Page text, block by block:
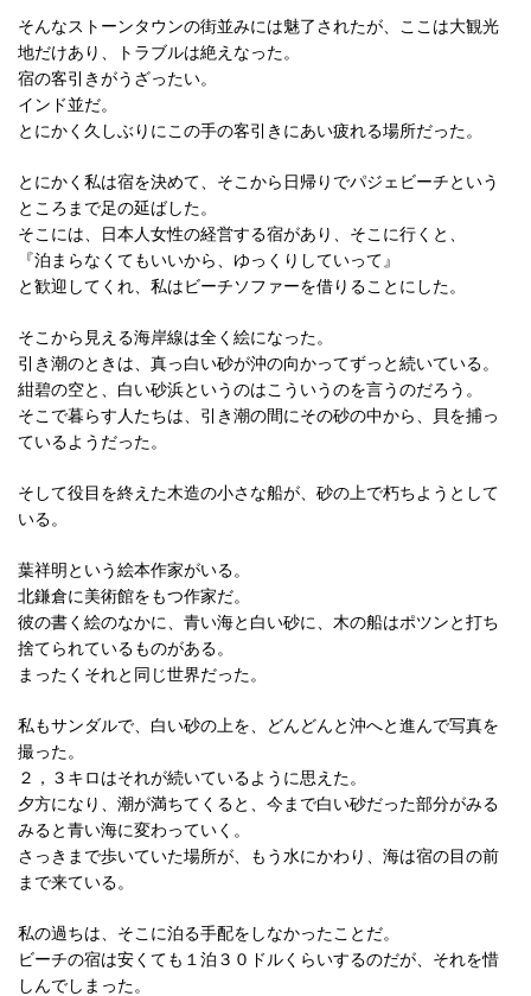
そんなストーンタウンの街並みには魅了されたが、ここは大観光
地だけあり、トラブルは絶えなった。
宿の客引きがうざったい。
インド並だ。
とにかく久しぶりにこの手の客引きにあい疲れる場所だった。
とにかく私は宿を決めて、そこから日帰りでパジェビーチという
ところまで足の延ばした。
そこには、日本人女性の経営する宿があり、そこに行くと、
『泊まらなくてもいいから、ゆっくりしていって』
と歓迎してくれ、私はビーチソファーを借りることにした。
そこから見える海岸線は全く絵になった。
引き潮のときは、真っ白い砂が沖の向かってずっと続いている。
紺碧の空と、白い砂浜というのはこういうのを言うのだろう。
そこで暮らす人たちは、引き潮の間にその砂の中から、貝を捕っ
ているようだった。
そして役目を終えた木造の小さな船が、砂の上で朽ちようとして
いる。
葉祥明という絵本作家がいる。
北鎌倉に美術館をもつ作家だ。
彼の書く絵のなかに、青い海と白い砂に、木の船はポツンと打ち
捨てられているものがある。
まったくそれと同じ世界だった。
私もサンダルで、白い砂の上を、どんどんと沖へと進んで写真を
撮った。
２，３キロはそれが続いているように思えた。
夕方になり、潮が満ちてくると、今まで白い砂だった部分がみる
みると青い海に変わっていく。
さっきまで歩いていた場所が、もう水にかわり、海は宿の目の前
まで来ている。
私の過ちは、そこに泊る手配をしなかったことだ。
ビーチの宿は安くても１泊３０ドルくらいするのだが、それを惜
しんでしまった。